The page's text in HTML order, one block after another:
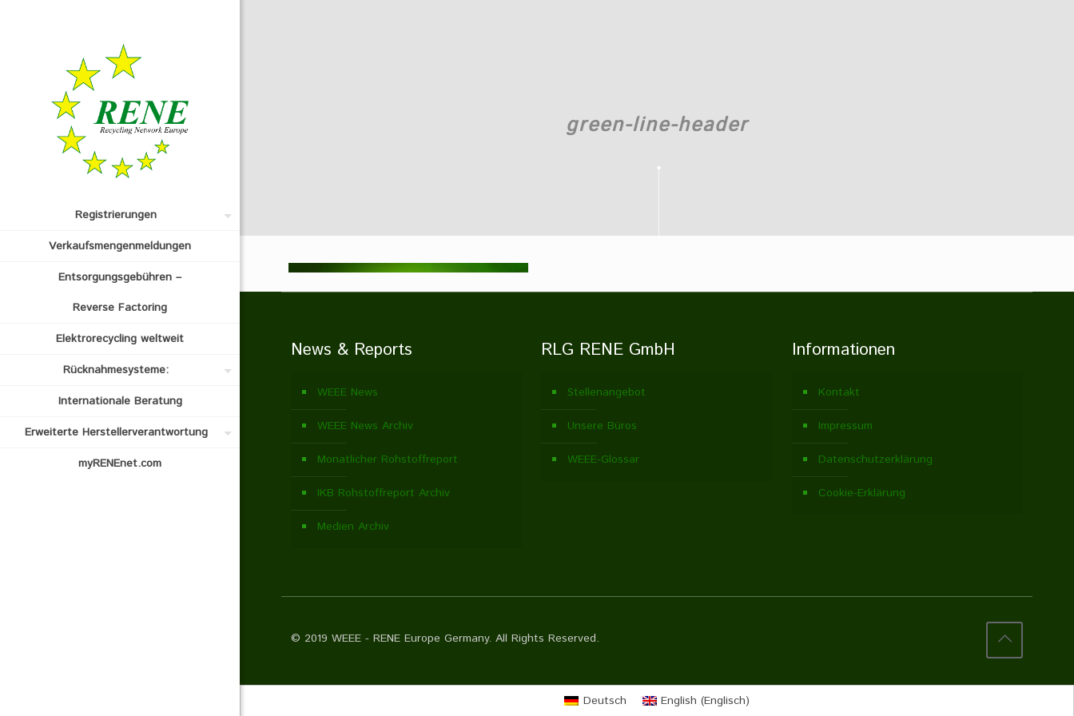
Registrierungen
Verkaufsmengenmeldungen
Entsorgungsgebühren –
Reverse Factoring
Elektrorecycling weltweit
Rücknahmesysteme:
Internationale Beratung
Erweiterte Herstellerverantwortung
myRENEnet.com
green-line-header
News & Reports
WEEE News
WEEE News Archiv
Monatlicher Rohstoffreport
IKB Rohstoffreport Archiv
Medien Archiv
RLG RENE GmbH
Stellenangebot
Unsere Büros
WEEE-Glossar
Informationen
Kontakt
Impressum
Datenschutzerklärung
Cookie-Erklärung
© 2019 WEEE - RENE Europe Germany. All Rights Reserved.
Deutsch English (Englisch)